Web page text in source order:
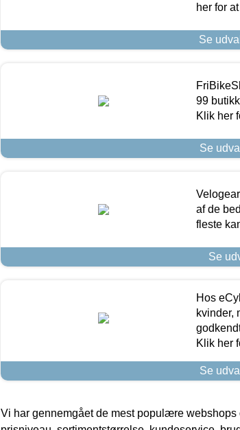
her for
Se
99
Klik her
Se
af de
fleste
Se
Hos
kvinder,
Klik her
Se
Vi har gennemgået de mest populære